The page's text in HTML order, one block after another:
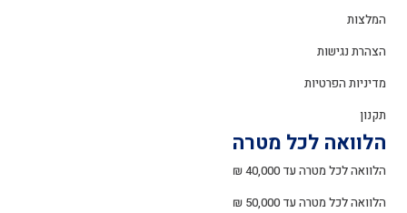
המלצות
הצהרת נגישות
מדיניות הפרטיות
תקנון
הלוואה לכל מטרה
הלוואה לכל מטרה עד 40,000 ₪
הלוואה לכל מטרה עד 50,000 ₪